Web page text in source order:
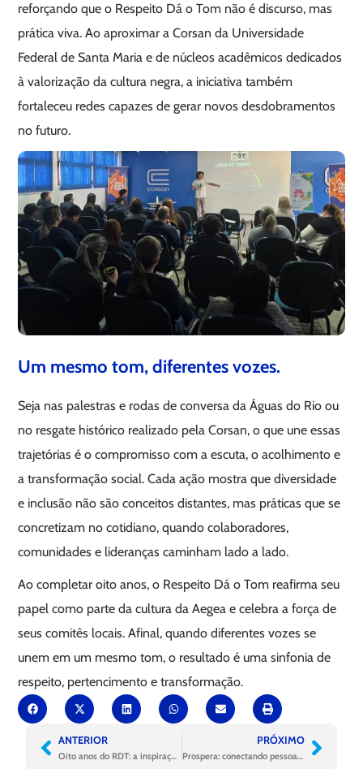
reforçando que o Respeito Dá o Tom não é discurso, mas
prática viva. Ao aproximar a Corsan da Universidade
Federal de Santa Maria e de núcleos acadêmicos dedicados
à valorização da cultura negra, a iniciativa também
fortaleceu redes capazes de gerar novos desdobramentos
no futuro.
Um mesmo tom, diferentes vozes.
Seja nas palestras e rodas de conversa da Águas do Rio ou
no resgate histórico realizado pela Corsan, o que une essas
trajetórias é o compromisso com a escuta, o acolhimento e
a transformação social. Cada ação mostra que diversidade
e inclusão não são conceitos distantes, mas práticas que se
concretizam no cotidiano, quando colaboradores,
comunidades e lideranças caminham lado a lado.
Ao completar oito anos, o Respeito Dá o Tom reafirma seu
papel como parte da cultura da Aegea e celebra a força de
seus comitês locais. Afinal, quando diferentes vozes se
unem em um mesmo tom, o resultado é uma sinfonia de
respeito, pertencimento e transformação.
ANTERIOR
Oito anos do RDT: a inspiração que vem do Piauí e do Maranhão
PRÓXIMO
Prospera: conectando pessoas por meio do cuidado e acolhimento